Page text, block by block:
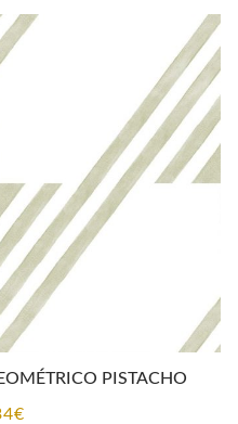
PISTACHO
€